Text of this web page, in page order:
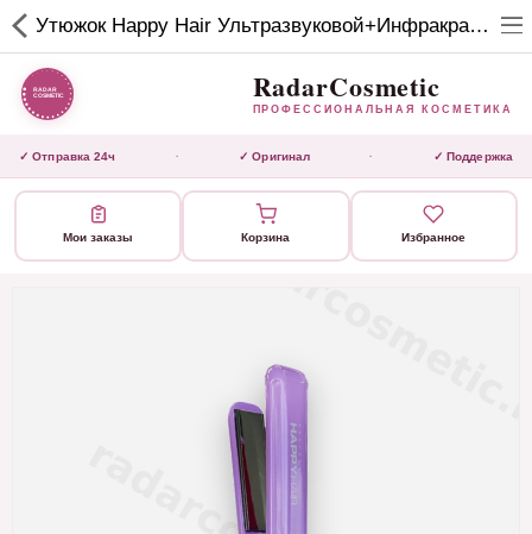
RadarCosmetic
КОСМЕТИКА
✕
Активаторы
Ботокс
Утюжок Happy Hair Ультразвуковой+Инфракрасный, узкие пластины, пурпурный/сиреневый
RadarCosmetic
ПРОФЕССИОНАЛЬНАЯ КОСМЕТИКА
✓ Отправка 24ч · ✓ Оригинал · ✓ Поддержка
Мои заказы Корзина Избранное